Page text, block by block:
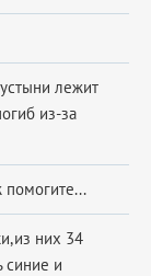
лежит
из-за
помогите...
них 34
синие и